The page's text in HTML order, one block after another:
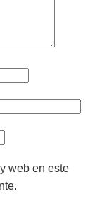
web en este